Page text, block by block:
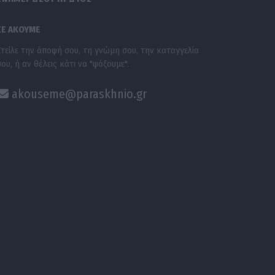
ΑΚΟΥΜΕ
την άποψή σου, τη γνώμη σου, την καταγγελία
ή αν θέλεις κάτι να "ψάξουμε".
akouseme@paraskhnio.gr